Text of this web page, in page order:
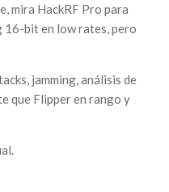
mira HackRF Pro para
16-bit en low rates, pero
jamming, análisis de
que Flipper en rango y